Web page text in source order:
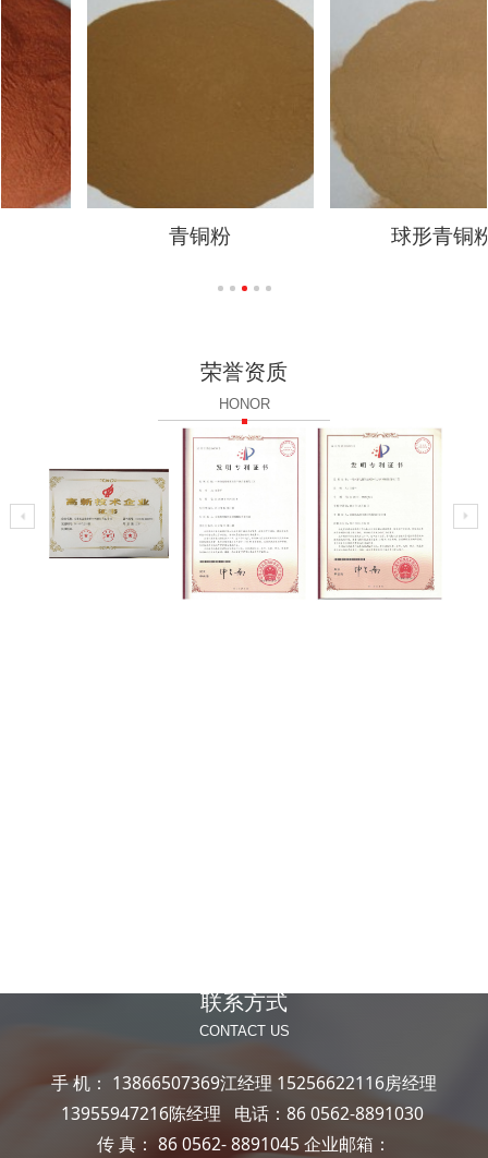
球形青铜粉 黄铜粉
荣誉资质
HONOR
联系方式
CONTACT US
手 机： 13866507369江经理 15256622116房经理
13955947216陈经理 电话：86 0562-8891030
传 真： 86 0562- 8891045 企业邮箱：